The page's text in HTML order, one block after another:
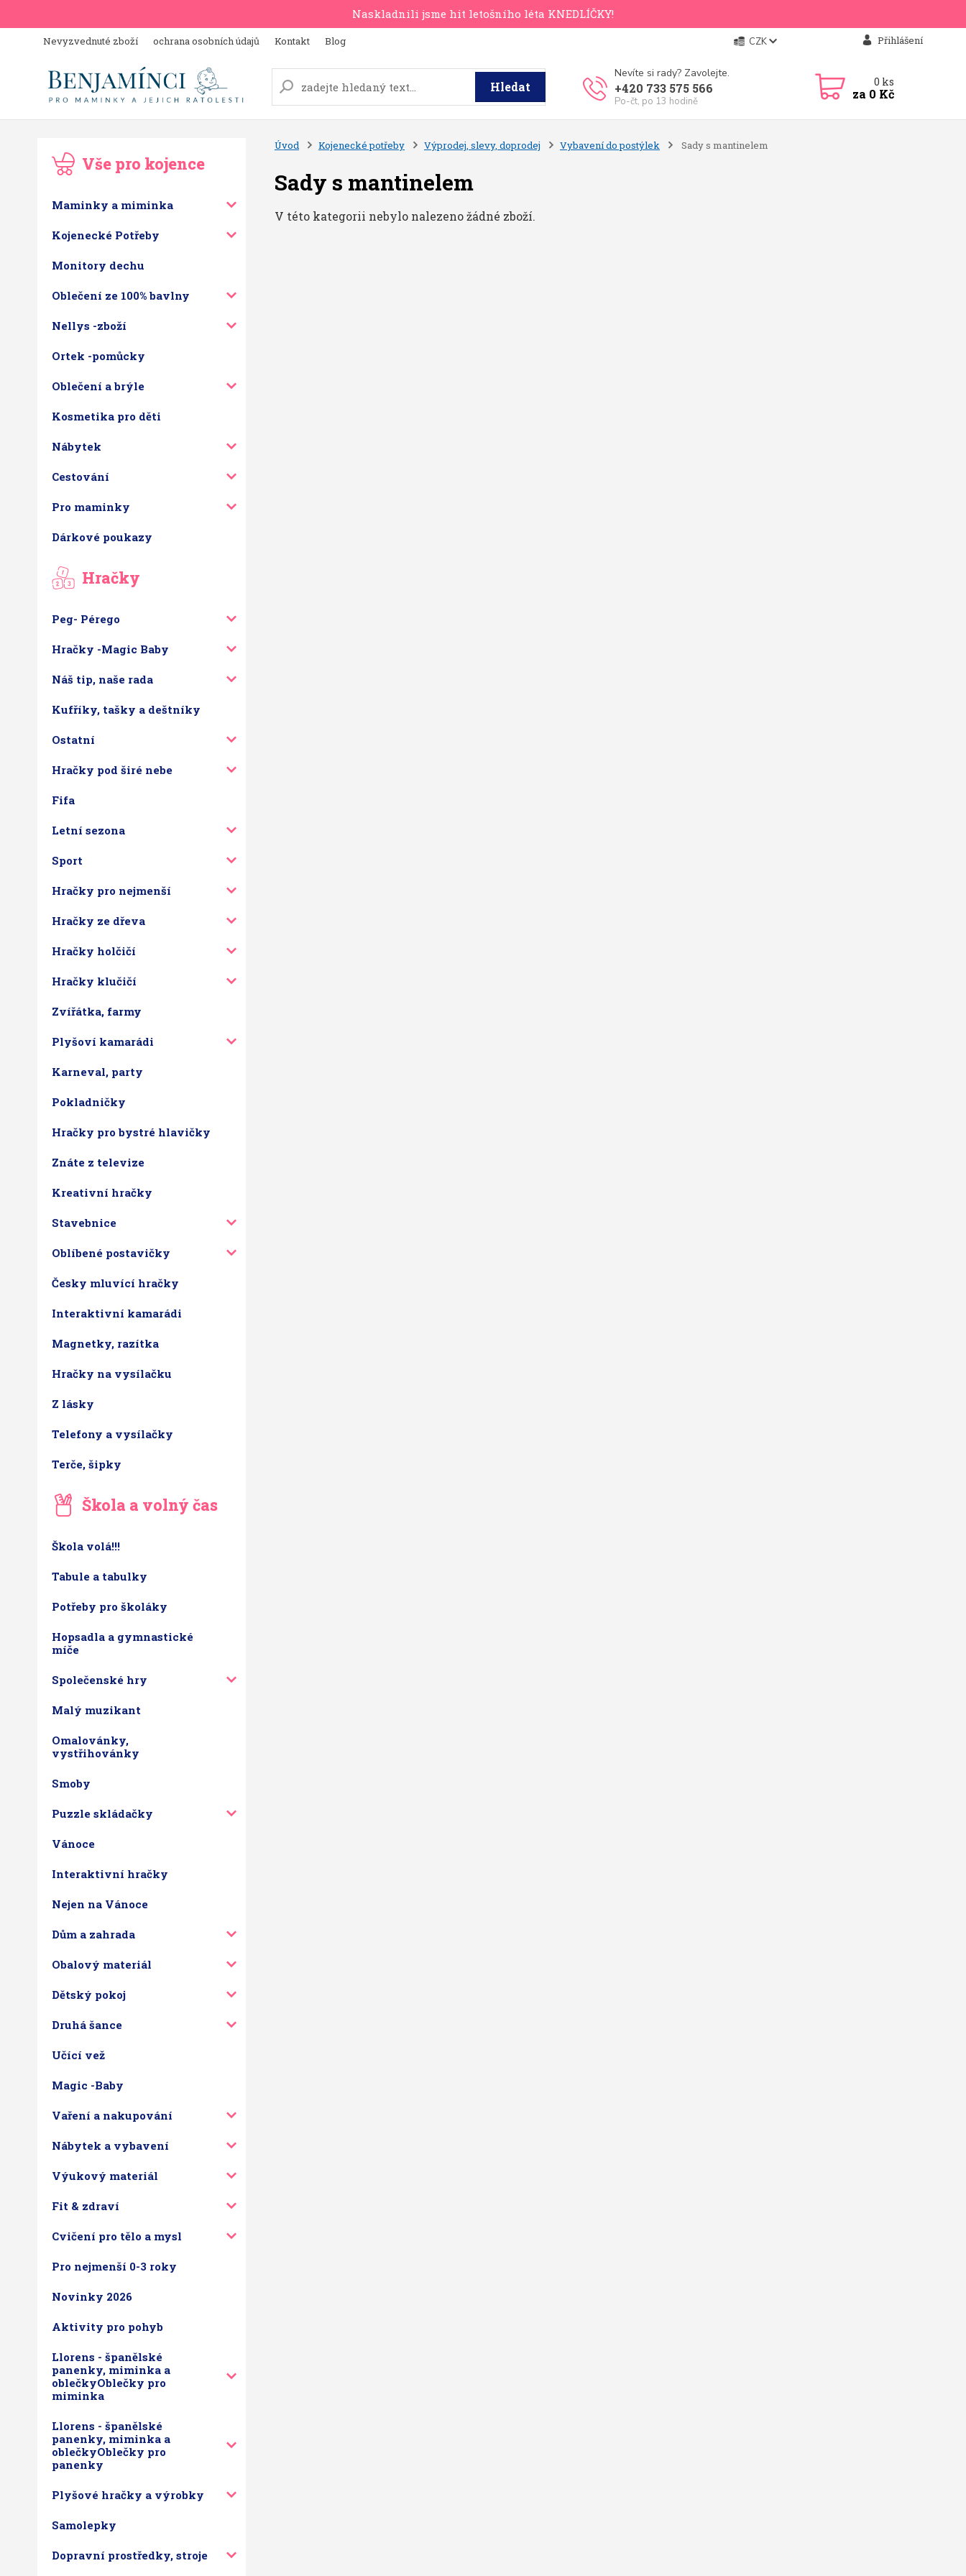
Naskladnili jsme hit letošního léta KNEDLÍČKY!
Nevyzvednuté zboží ochrana osobních údajů Kontakt Blog CZK Přihlášení
Hledat
Nevíte si rady? Zavolejte.
+420 733 575 566
Po-čt, po 13 hodině
0 ks
za 0 Kč
Vše pro kojence
Maminky a miminka
Kojenecké Potřeby
Monitory dechu
Oblečení ze 100% bavlny
Nellys -zboží
Ortek -pomůcky
Oblečení a brýle
Kosmetika pro děti
Nábytek
Cestování
Pro maminky
Dárkové poukazy
Hračky
Peg- Pérego
Hračky -Magic Baby
Náš tip, naše rada
Kufříky, tašky a deštníky
Ostatní
Hračky pod širé nebe
Fifa
Letní sezona
Sport
Hračky pro nejmenší
Hračky ze dřeva
Hračky holčičí
Hračky klučičí
Zvířátka, farmy
Plyšoví kamarádi
Karneval, party
Pokladničky
Hračky pro bystré hlavičky
Znáte z televize
Kreativní hračky
Stavebnice
Oblíbené postavičky
Česky mluvící hračky
Interaktivní kamarádi
Magnetky, razítka
Hračky na vysílačku
Z lásky
Telefony a vysílačky
Terče, šipky
Škola a volný čas
Škola volá!!!
Tabule a tabulky
Potřeby pro školáky
Hopsadla a gymnastické
míče
Společenské hry
Malý muzikant
Omalovánky,
vystřihovánky
Smoby
Puzzle skládačky
Vánoce
Interaktivní hračky
Nejen na Vánoce
Dům a zahrada
Obalový materiál
Dětský pokoj
Druhá šance
Učící vež
Magic -Baby
Vaření a nakupování
Nábytek a vybavení
Výukový materiál
Fit & zdraví
Cvičení pro tělo a mysl
Pro nejmenší 0-3 roky
Novinky 2026
Aktivity pro pohyb
Llorens - španělské
panenky, miminka a
oblečkyOblečky pro
miminka
Llorens - španělské
panenky, miminka a
oblečkyOblečky pro
panenky
Plyšové hračky a výrobky
Samolepky
Dopravní prostředky, stroje
Úvod Kojenecké potřeby Výprodej, slevy, doprodej Vybavení do postýlek Sady s mantinelem
Sady s mantinelem
V této kategorii nebylo nalezeno žádné zboží.